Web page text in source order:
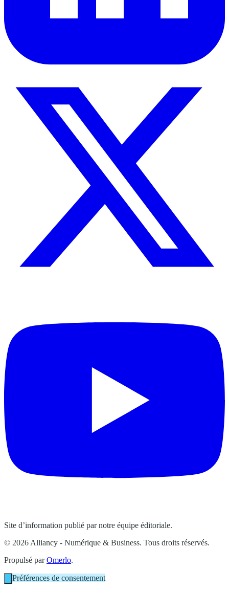
Site d’information publié par notre équipe éditoriale.
© 2026 Alliancy - Numérique & Business. Tous droits réservés.
Propulsé parOmerlo.
Préférences de consentement